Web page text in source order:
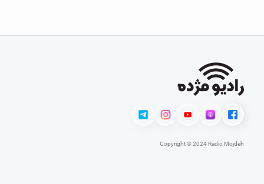
Copyright © 2024 Radio Mojdeh